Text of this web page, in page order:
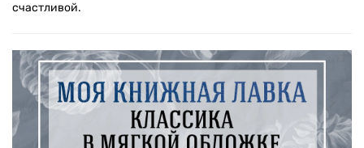
счастливой.